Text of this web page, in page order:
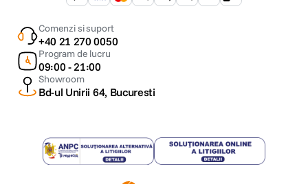
Comenzi si suport
+40 21 270 0050
Program de lucru
09:00 - 21:00
Showroom
Bd-ul Unirii 64, Bucuresti